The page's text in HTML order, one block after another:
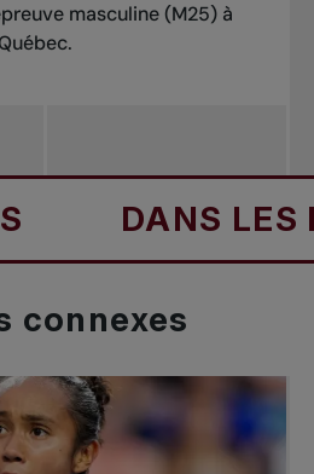
masculine (M25) à
DANS LES
connexes